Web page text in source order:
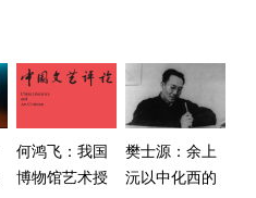
何鸿飞：我国
博物馆艺术授
樊士源：余上
沅以中化西的